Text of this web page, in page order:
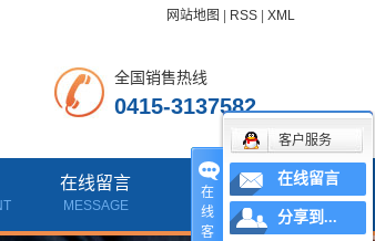
网站地图 RSS XML
全国销售热线
0415-3137582
在线留言
MESSAGE
联系我们
CONTACT
在
线
客
客户服务
在线留言
分享到...